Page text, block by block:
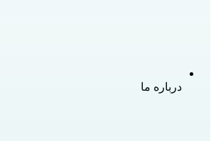
درباره ما